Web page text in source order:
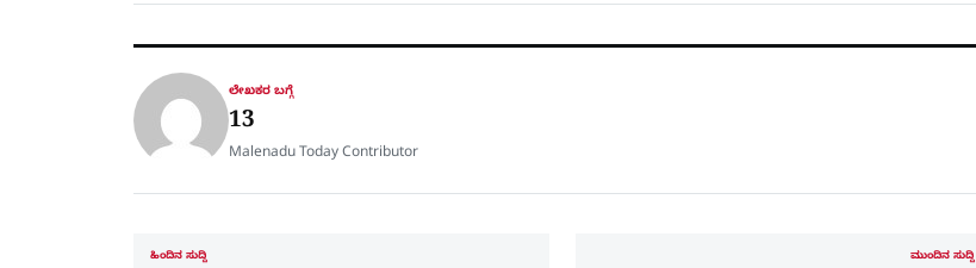
ಲೇಖಕರ ಬಗ್ಗೆ
13
Malenadu Today Contributor
ಹಿಂದಿನ ಸುದ್ದಿ ಮುಂದಿನ ಸುದ್ದಿ